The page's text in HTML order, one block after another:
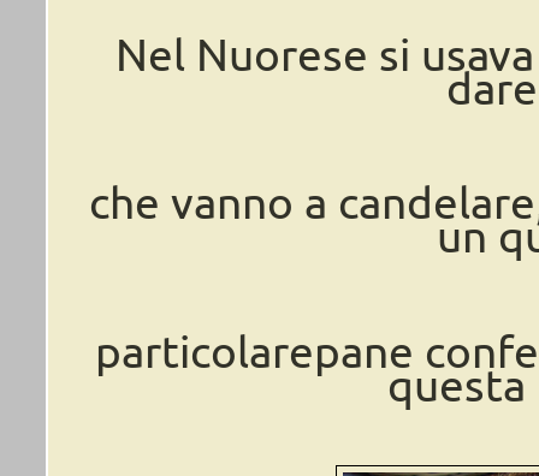
Nel Nuorese si
che vanno a
un
particolarepane